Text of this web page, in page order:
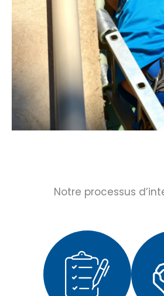
Notre processus